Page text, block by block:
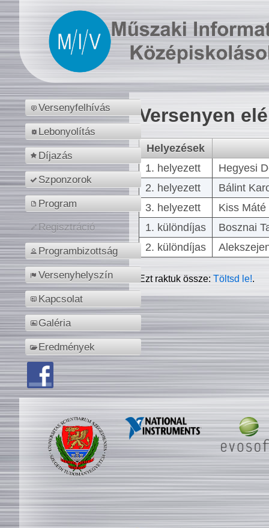
Versenyfelhívás
Lebonyolítás
Díjazás
Szponzorok
Program
Regisztráció
Programbizottság
Versenyhelyszín
Kapcsolat
Galéria
Eredmények
Versenyen
Helyezések
1. helyezett
Hegyesi
2. helyezett
Bálint
3. helyezett
Kiss
1. különdíjas
Bosznai
2. különdíjas
Ezt raktuk össze:Töltsd le!.